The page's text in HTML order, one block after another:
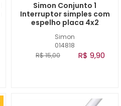
Simon
014818
Simon Conjunto 1
Interruptor simples com
espelho placa 4x2
R$ 15,00 R$ 9,90